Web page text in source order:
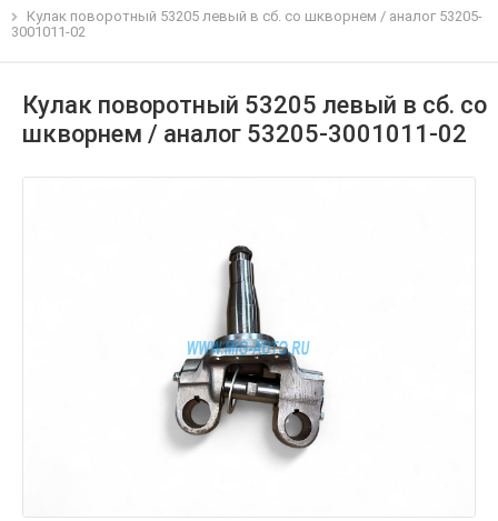
Кулак поворотный 53205 левый в сб. со шкворнем / аналог 53205-
3001011-02
Кулак поворотный 53205 левый в сб. со
шкворнем / аналог 53205-3001011-02